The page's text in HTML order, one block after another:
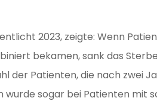
2023, zeigte: Wenn
bekamen, sank das
der Patienten, die nach zwei
wurde sogar bei Patienten mit